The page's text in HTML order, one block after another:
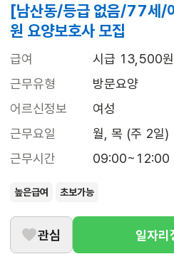
[남산동/등급 없음/77세/
원 요양보호사 모집
급여
시급 13,500원
근무유형
방문요양
어르신정보
여성
근무요일
월, 목 (주 2일)
근무시간
09:00~12:00
높은급여 초보가능
관심 일자리